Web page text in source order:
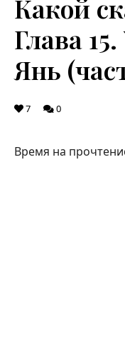
Какой
Глава
Янь
7 0
Время на